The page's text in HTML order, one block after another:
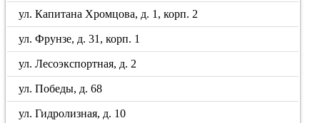
ул. Капитана Хромцова, д. 1, корп. 2
ул. Фрунзе, д. 31, корп. 1
ул. Лесоэкспортная, д. 2
ул. Победы, д. 68
ул. Гидролизная, д. 10